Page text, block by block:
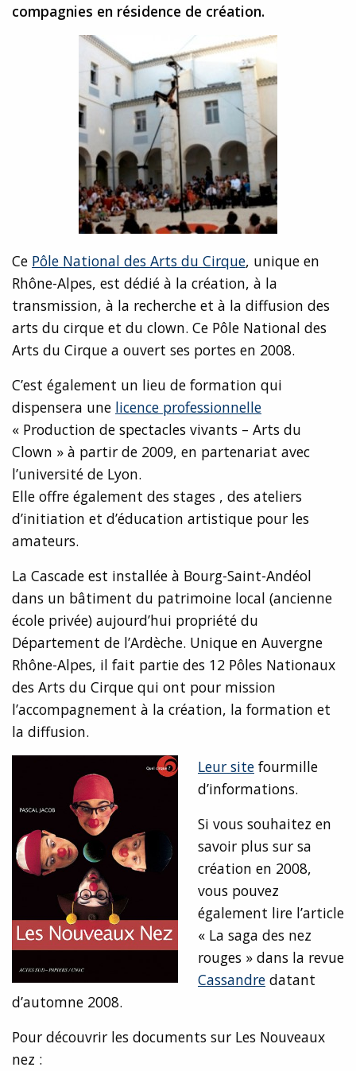
compagnies en résidence de création.
Ce Pôle National des Arts du Cirque, unique en
Rhône-Alpes, est dédié à la création, à la
transmission, à la recherche et à la diffusion des
arts du cirque et du clown. Ce Pôle National des
Arts du Cirque a ouvert ses portes en 2008.
C’est également un lieu de formation qui
dispensera une licence professionnelle
« Production de spectacles vivants – Arts du
Clown » à partir de 2009, en partenariat avec
l’université de Lyon.
Elle offre également des stages , des ateliers
d’initiation et d’éducation artistique pour les
amateurs.
La Cascade est installée à Bourg-Saint-Andéol
dans un bâtiment du patrimoine local (ancienne
école privée) aujourd’hui propriété du
Département de l’Ardèche. Unique en Auvergne
Rhône-Alpes, il fait partie des 12 Pôles Nationaux
des Arts du Cirque qui ont pour mission
l’accompagnement à la création, la formation et
la diffusion.
Leur site fourmille
d’informations.
Si vous souhaitez en
savoir plus sur sa
création en 2008,
vous pouvez
également lire l’article
« La saga des nez
rouges » dans la revue
Cassandre datant
d’automne 2008.
Pour découvrir les documents sur Les Nouveaux
nez :